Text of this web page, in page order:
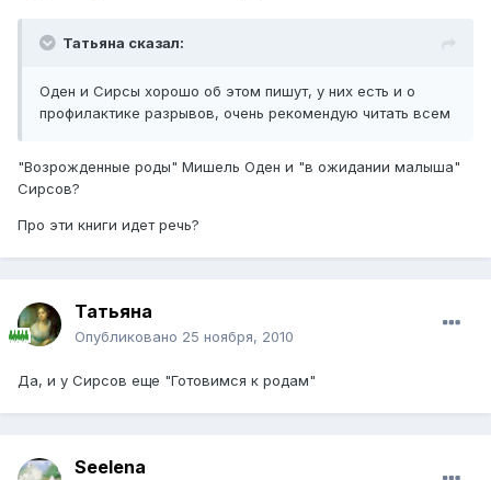
Татьяна сказал:
Оден и Сирсы хорошо об этом пишут, у них есть и о
профилактике разрывов, очень рекомендую читать всем
"Возрожденные роды" Мишель Оден и "в ожидании малыша"
Сирсов?
Про эти книги идет речь?
Татьяна
Опубликовано 25 ноября, 2010
Да, и у Сирсов еще "Готовимся к родам"
Seelena